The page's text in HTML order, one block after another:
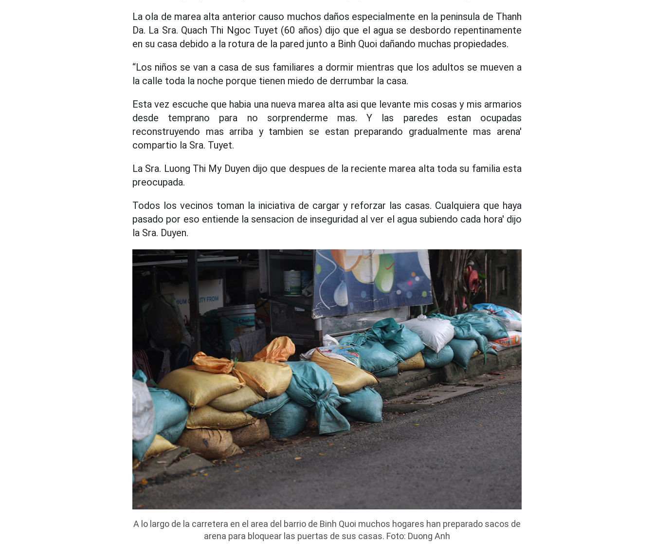
La ola de marea alta anterior causo muchos daños especialmente en la peninsula de Thanh
Da. La Sra. Quach Thi Ngoc Tuyet (60 años) dijo que el agua se desbordo repentinamente
en su casa debido a la rotura de la pared junto a Binh Quoi dañando muchas propiedades.
“Los niños se van a casa de sus familiares a dormir mientras que los adultos se mueven a
la calle toda la noche porque tienen miedo de derrumbar la casa.
Esta vez escuche que habia una nueva marea alta asi que levante mis cosas y mis armarios
desde temprano para no sorprenderme mas. Y las paredes estan ocupadas
reconstruyendo mas arriba y tambien se estan preparando gradualmente mas arena'
compartio la Sra. Tuyet.
La Sra. Luong Thi My Duyen dijo que despues de la reciente marea alta toda su familia esta
preocupada.
Todos los vecinos toman la iniciativa de cargar y reforzar las casas. Cualquiera que haya
pasado por eso entiende la sensacion de inseguridad al ver el agua subiendo cada hora' dijo
la Sra. Duyen.
A lo largo de la carretera en el area del barrio de Binh Quoi muchos hogares han preparado sacos de
arena para bloquear las puertas de sus casas. Foto: Duong Anh